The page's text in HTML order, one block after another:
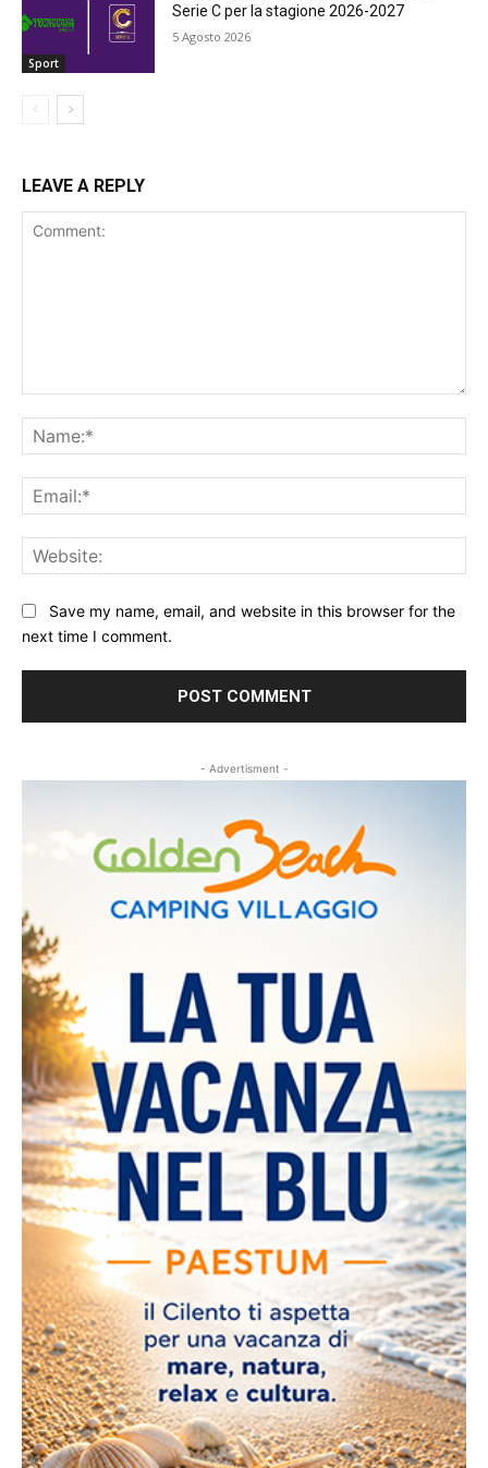
Sport
Serie C per la stagione 2026-2027
5 Agosto 2026
LEAVE A REPLY
Save my name, email, and website in this browser for the
next time I comment.
- Advertisment -